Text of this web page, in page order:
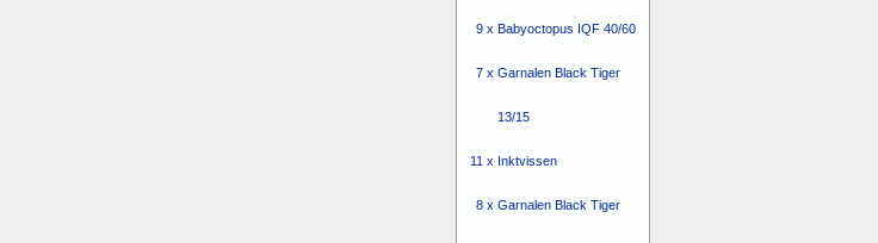
9 x Babyoctopus IQF 40/60
7 x Garnalen Black Tiger
13/15
11 x Inktvissen
8 x Garnalen Black Tiger